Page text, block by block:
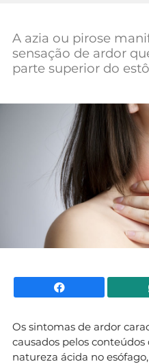
A azia ou pirose
sensação de ardor
parte superior do
Os sintomas de ardor
causados pelos
natureza ácida no